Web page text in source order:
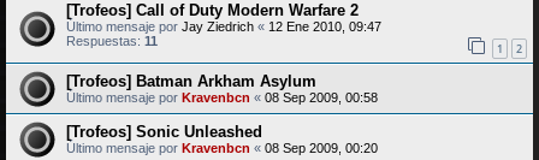
[Trofeos] Call of Duty Modern Warfare 2
Último mensaje por Jay Ziedrich « 12 Ene 2010, 09:47
Respuestas: 11 1 2
[Trofeos] Batman Arkham Asylum
Último mensaje por Kravenbcn « 08 Sep 2009, 00:58
[Trofeos] Sonic Unleashed
Último mensaje por Kravenbcn « 08 Sep 2009, 00:20